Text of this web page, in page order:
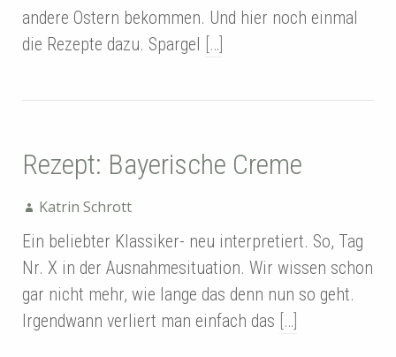
andere Ostern bekommen. Und hier noch einmal
die Rezepte dazu. Spargel […]
Rezept: Bayerische Creme
Katrin Schrott
Ein beliebter Klassiker- neu interpretiert. So, Tag
Nr. X in der Ausnahmesituation. Wir wissen schon
gar nicht mehr, wie lange das denn nun so geht.
Irgendwann verliert man einfach das […]